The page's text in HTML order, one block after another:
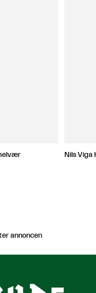
Nils Viga
annoncen